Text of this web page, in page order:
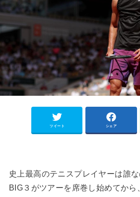
ツイート シェア
史上最高のテニスプレイヤーは誰
BIG３がツアーを席巻し始めてか